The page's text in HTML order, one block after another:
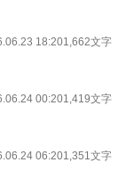
18:201,662文字
00:201,419文字
06:201,351文字